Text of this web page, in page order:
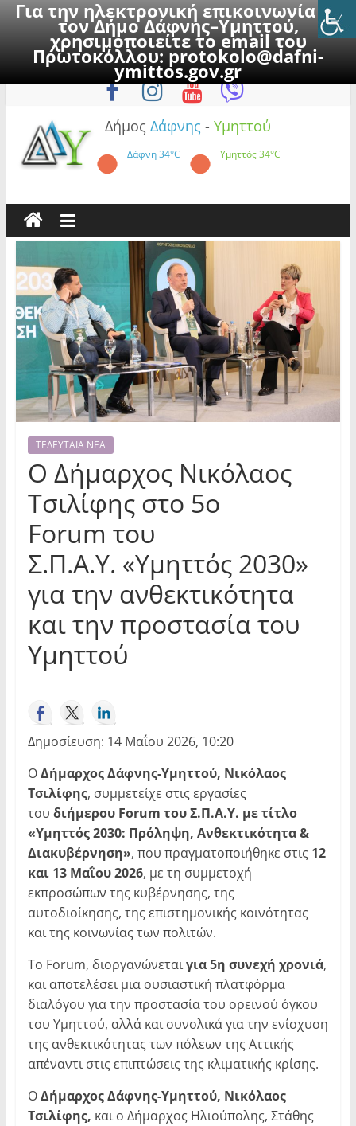
Για την ηλεκτρονική επικοινωνία με
τον Δήμο Δάφνης–Υμηττού,
χρησιμοποιείτε το email του
Πρωτοκόλλου:protokolo@dafni-
ymittos.gov.gr
to
Παρασκευή, 7 Αυγούστου 2026
Δήμος Δάφνης - Υμηττού
Δάφνη34°C Υμηττός34°C
ΤΕΛΕΥΤΑΙΑ ΝΕΑ
Ο Δήμαρχος Νικόλαος
Τσιλίφης στο 5ο
Forum του
Σ.Π.Α.Υ. «Υμηττός 2030»
για την ανθεκτικότητα
και την προστασία του
Υμηττού
Δημοσίευση: 14 Μαΐου 2026, 10:20
ΟΔήμαρχος Δάφνης-Υμηττού, Νικόλαος
Τσιλίφης, συμμετείχε στις εργασίες
του διήμερου Forum του Σ.Π.Α.Υ. με τίτλο
«Υμηττός 2030: Πρόληψη, Ανθεκτικότητα &
Διακυβέρνηση», που πραγματοποιήθηκε στις 12
και 13 Μαΐου 2026, με τη συμμετοχή
εκπροσώπων της κυβέρνησης, της
αυτοδιοίκησης, της επιστημονικής κοινότητας
και της κοινωνίας των πολιτών.
Το Forum, διοργανώνεταιγια 5η συνεχή χρονιά,
και αποτελέσει μια ουσιαστική πλατφόρμα
διαλόγου για την προστασία του ορεινού όγκου
του Υμηττού, αλλά και συνολικά για την ενίσχυση
της ανθεκτικότητας των πόλεων της Αττικής
απέναντι στις επιπτώσεις της κλιματικής κρίσης.
ΟΔήμαρχος Δάφνης-Υμηττού, Νικόλαος
Τσιλίφης, και ο Δήμαρχος Ηλιούπολης, Στάθης